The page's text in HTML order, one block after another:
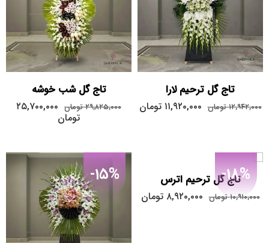
تاج گل ترحیم لارا
۱۲,۹۴۲,۰۰۰ تومان ۱۱,۹۲۰,۰۰۰ تومان
تاج گل شب خوشه
۲۹,۸۲۵,۰۰۰ تومان ۲۵,۷۰۰,۰۰۰
تومان
-18%
تاج گل ترحیم اترس
۱۰,۹۱۰,۰۰۰ تومان ۸,۹۲۰,۰۰۰ تومان
-15%